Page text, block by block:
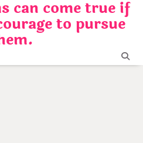
can come true if
to pursue